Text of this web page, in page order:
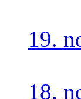
19.
18.